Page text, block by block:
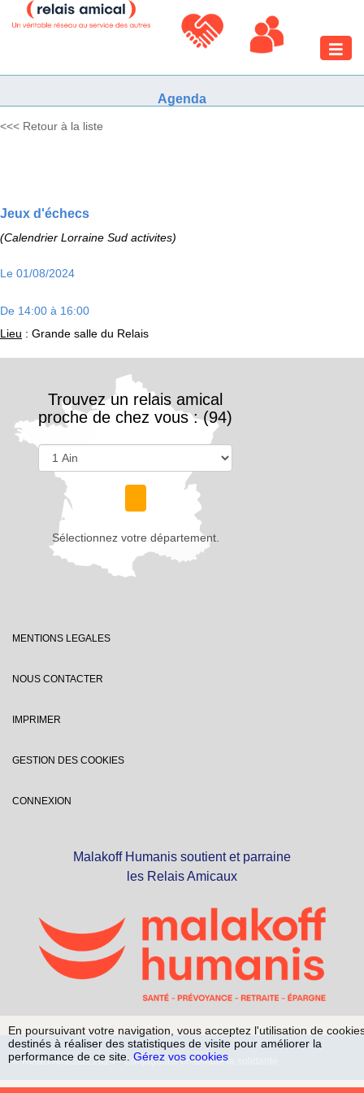
Toggle
Agenda
<<< Retour à la liste
Jeux d'échecs
(Calendrier Lorraine Sud activites)
Le 01/08/2024
De 14:00 à 16:00
Lieu : Grande salle du Relais
Trouvez un relais amical
proche de chez vous : (94)
Sélectionnez votre département.
MENTIONS LEGALES
NOUS CONTACTER
IMPRIMER
GESTION DES COOKIES
CONNEXION
Malakoff Humanis soutient et parraine
les Relais Amicaux
© Relais Amicaux 2024 - Conjuguons ensemble la solidarité
En poursuivant votre navigation, vous acceptez l'utilisation de
destinés à réaliser des statistiques de visite pour améliorer la
performance de ce site. Gérez vos cookies